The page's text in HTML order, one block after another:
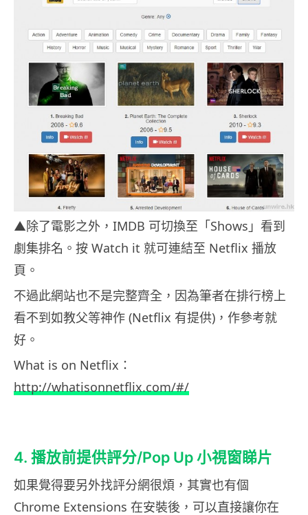
▲除了電影之外，IMDB 可切換至「Shows」看到
劇集排名。按 Watch it 就可連結至 Netflix 播放
頁。
不過此網站也不是完整齊全，因為筆者在排行榜上
看不到如教父等神作 (Netflix 有提供)，作參考就
好。
What is on Netflix：
http://whatisonnetflix.com/#/
4. 播放前提供評分/Pop Up 小視窗睇片
如果覺得要另外找評分網很煩，其實也有個
Chrome Extensions 在安裝後，可以直接讓你在